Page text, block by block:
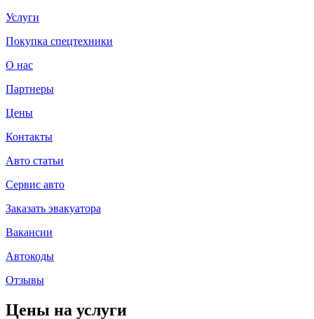
Услуги
Покупка спецтехники
О нас
Партнеры
Цены
Контакты
Авто статьи
Сервис авто
Заказать эвакуатора
Вакансии
Автокоды
Отзывы
Цены на услуги